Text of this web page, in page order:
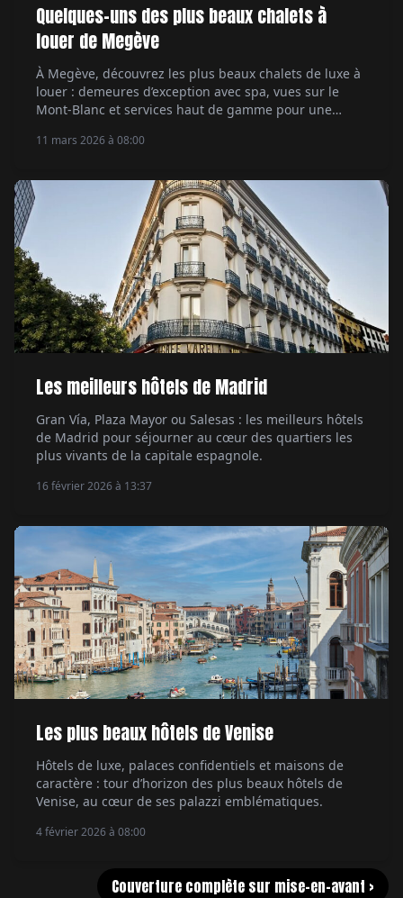
Quelques-uns des plus beaux chalets à
louer de Megève
À Megève, découvrez les plus beaux chalets de luxe à
louer : demeures d’exception avec spa, vues sur le
Mont-Blanc et services haut de gamme pour une
11 mars 2026 à 08:00
Les meilleurs hôtels de Madrid
Gran Vía, Plaza Mayor ou Salesas : les meilleurs hôtels
de Madrid pour séjourner au cœur des quartiers les
plus vivants de la capitale espagnole.
16 février 2026 à 13:37
Les plus beaux hôtels de Venise
Hôtels de luxe, palaces confidentiels et maisons de
caractère : tour d’horizon des plus beaux hôtels de
Venise, au cœur de ses palazzi emblématiques.
4 février 2026 à 08:00
Couverture complète sur mise-en-avant >